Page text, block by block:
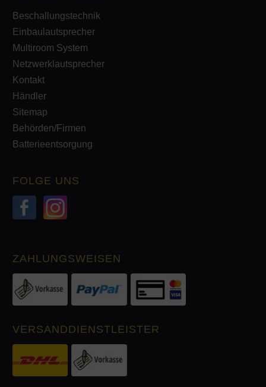
Beschallungstechnik
Einbaulautsprecher
Multiroom System
Netzwerklautsprecher
Kontakt
Händler
Sitemap
Behörden/Firmen
Batterieentsorgung
FOLGE UNS
ZAHLUNGSWEISEN
VERSANDDIENSTLEISTER